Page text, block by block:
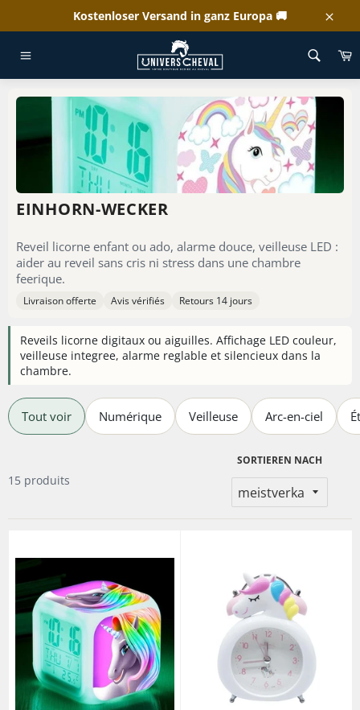
Kostenloser Versand in ganz Europa 🚚
WILLKOMMEN EINHORN-WECKER
EINHORN-WECKER
Reveil licorne enfant ou ado, alarme douce, veilleuse LED :
aider au reveil sans cris ni stress dans une chambre
feerique.
Livraison offerte Avis vérifiés Retours 14 jours
Reveils licorne digitaux ou aiguilles. Affichage LED couleur,
veilleuse integree, alarme reglable et silencieux dans la
chambre.
Tout voir Numérique Veilleuse Arc-en-ciel
15 produits
SORTIEREN NACH